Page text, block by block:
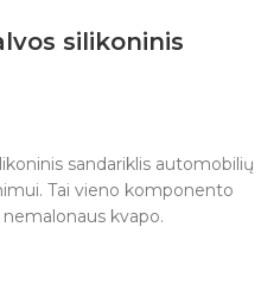
silikoninis
sandariklis automobilių
Tai vieno komponento
kvapo.